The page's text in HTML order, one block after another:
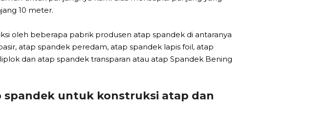
10 meter.
oleh beberapa pabrik produsen atap spandek di antaranya
atap spandek peredam, atap spandek lapis foil, atap
dan atap spandek transparan atau atap Spandek Bening
untuk konstruksi atap dan